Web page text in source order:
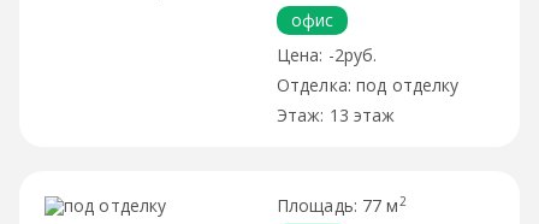
офис
-2руб.
под отделку
13 этаж
77 м 2